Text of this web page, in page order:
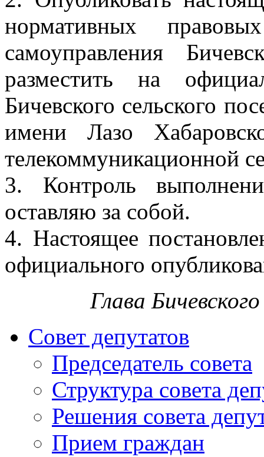
нормативных
самоуправления
разместить на
Бичевского сельского
имени Лазо
телекоммуникационной
3. Контроль
оставляю за собой.
4. Настоящее
официального
Глава
Совет депутатов
Председатель совета
Структура совета
Решения совета
Прием граждан